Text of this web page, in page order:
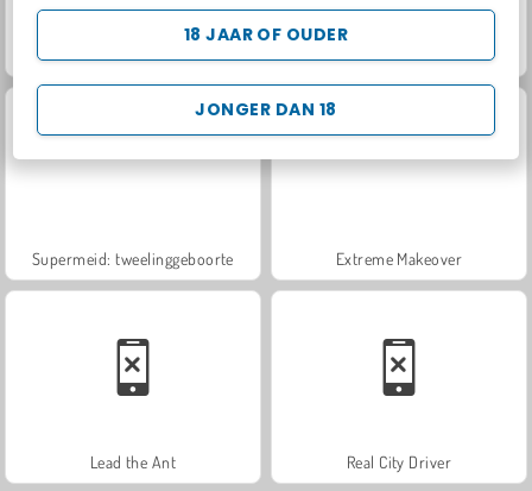
JONGER DAN 18
18 JAAR OF OUDER
Taart: net echt koken Beierse apfelstrudel
Supermeid: tweelinggeboorte Extreme Makeover
Lead the Ant Real City Driver